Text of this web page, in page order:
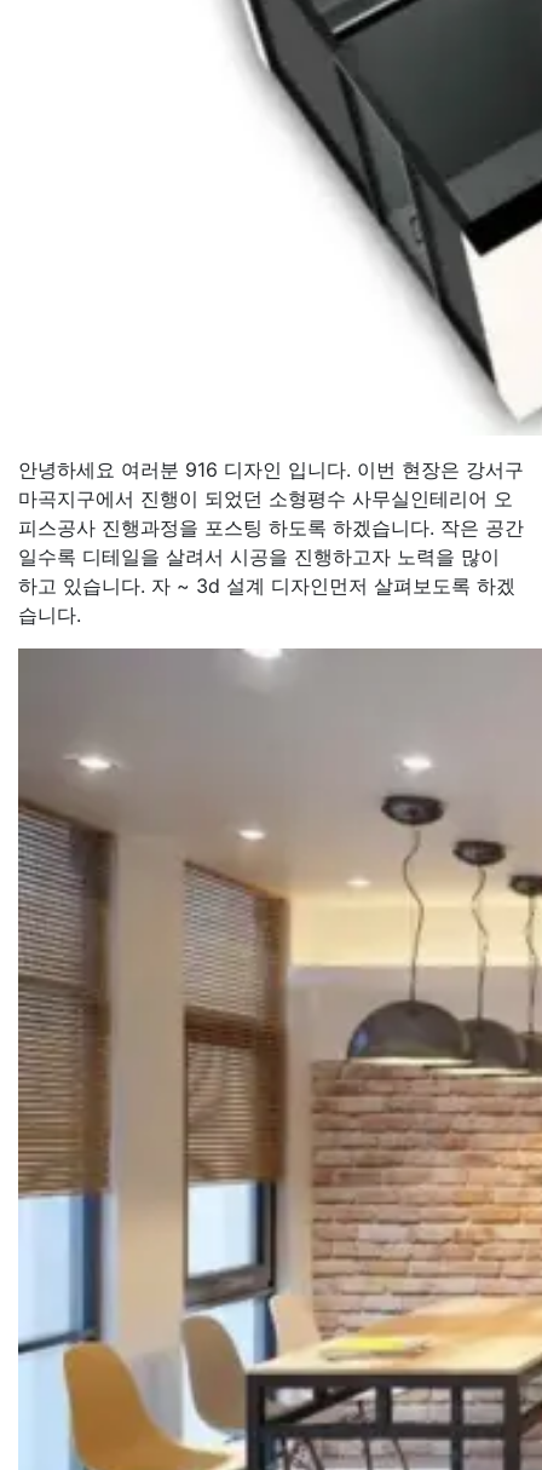
안녕하세요 여러분 916 디자인 입니다. 이번 현장은 강서구
마곡지구에서 진행이 되었던 소형평수 사무실인테리어 오
피스공사 진행과정을 포스팅 하도록 하겠습니다. 작은 공간
일수록 디테일을 살려서 시공을 진행하고자 노력을 많이
하고 있습니다. 자 ~ 3d 설계 디자인먼저 살펴보도록 하겠
습니다.